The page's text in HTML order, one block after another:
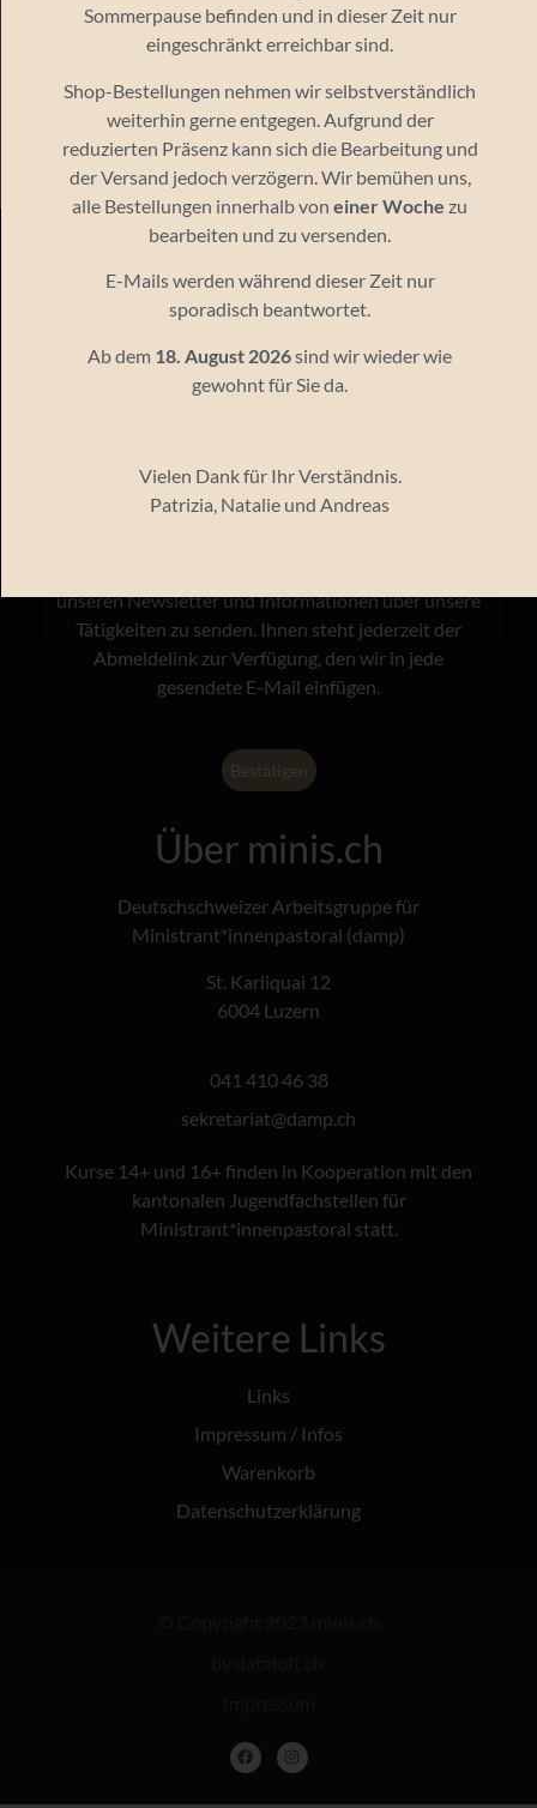
Kalender abonnieren
Newsletter
Bleiben Sie informiert
unseren Newsletter und Informationen über unsere
Tätigkeiten zu senden. Ihnen steht jederzeit der
Abmeldelink zur Verfügung, den wir in jede
gesendete E-Mail einfügen.
Über minis.ch
Deutschschweizer Arbeitsgruppe für
Ministrant*innenpastoral (damp)
St. Karliquai 12
6004 Luzern
041 410 46 38
hc.pmad
@tairaterkes
Kurse 14+ und 16+ finden in Kooperation mit den
kantonalen Jugendfachstellen für
Ministrant*innenpastoral statt.
Weitere Links
Links
Impressum / Infos
Warenkorb
Datenschutzerklärung
Sommerpause befinden und in dieser Zeit nur
eingeschränkt erreichbar sind.
Shop-Bestellungen nehmen wir selbstverständlich
weiterhin gerne entgegen. Aufgrund der
reduzierten Präsenz kann sich die Bearbeitung und
der Versand jedoch verzögern. Wir bemühen uns,
alle Bestellungen innerhalb von einer Woche zu
bearbeiten und zu versenden.
E-Mails werden während dieser Zeit nur
sporadisch beantwortet.
Ab dem 18. August 2026sind wir wieder wie
gewohnt für Sie da.
Vielen Dank für Ihr Verständnis.
Patrizia, Natalie und Andreas